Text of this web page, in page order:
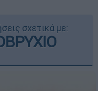
σχετικά με: